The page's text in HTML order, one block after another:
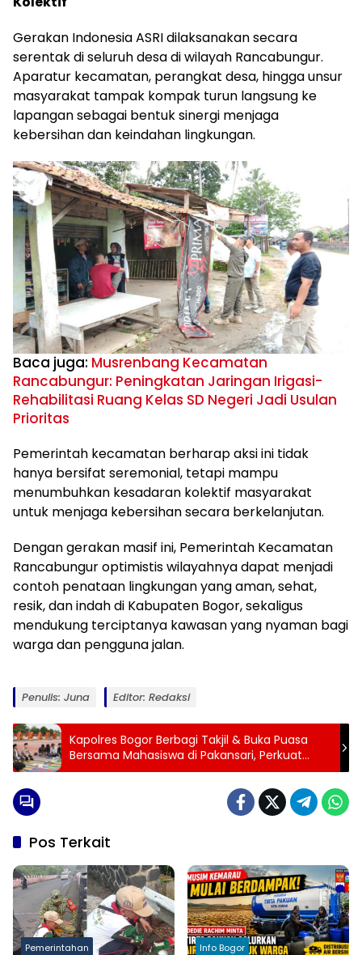
Gerakan Indonesia ASRI dilaksanakan secara
serentak di seluruh desa di wilayah Rancabungur.
Aparatur kecamatan, perangkat desa, hingga unsur
masyarakat tampak kompak turun langsung ke
lapangan sebagai bentuk sinergi menjaga
kebersihan dan keindahan lingkungan.
Baca juga: Musrenbang Kecamatan
Rancabungur: Peningkatan Jaringan Irigasi-
Rehabilitasi Ruang Kelas SD Negeri Jadi Usulan
Prioritas
Pemerintah kecamatan berharap aksi ini tidak
hanya bersifat seremonial, tetapi mampu
menumbuhkan kesadaran kolektif masyarakat
untuk menjaga kebersihan secara berkelanjutan.
Dengan gerakan masif ini, Pemerintah Kecamatan
Rancabungur optimistis wilayahnya dapat menjadi
contoh penataan lingkungan yang aman, sehat,
resik, dan indah di Kabupaten Bogor, sekaligus
mendukung terciptanya kawasan yang nyaman bagi
warga dan pengguna jalan.
Penulis: Juna Editor: Redaksi
Kapolres Bogor Berbagi Takjil & Buka Puasa
Bersama Mahasiswa di Pakansari, Perkuat
Sinergi Jaga Kamtibmas Ramadan 2026
Pos Terkait
Pemerintahan Info Bogor